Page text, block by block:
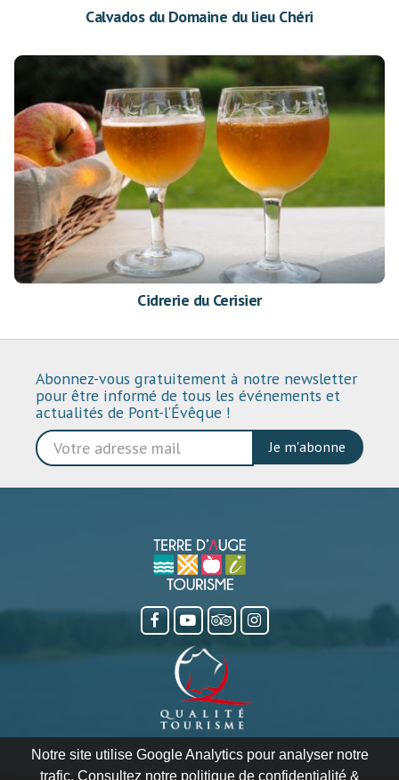
Notre site utilise Google Analytics pour analyser notre
trafic. Consultez notre politique de confidentialité &
Calvados du Domaine du lieu Chéri
Cidrerie du Cerisier
Abonnez-vous gratuitement à notre newsletter
pour être informé de tous les événements et
actualités de Pont-l’Évêque !
Je m'abonne